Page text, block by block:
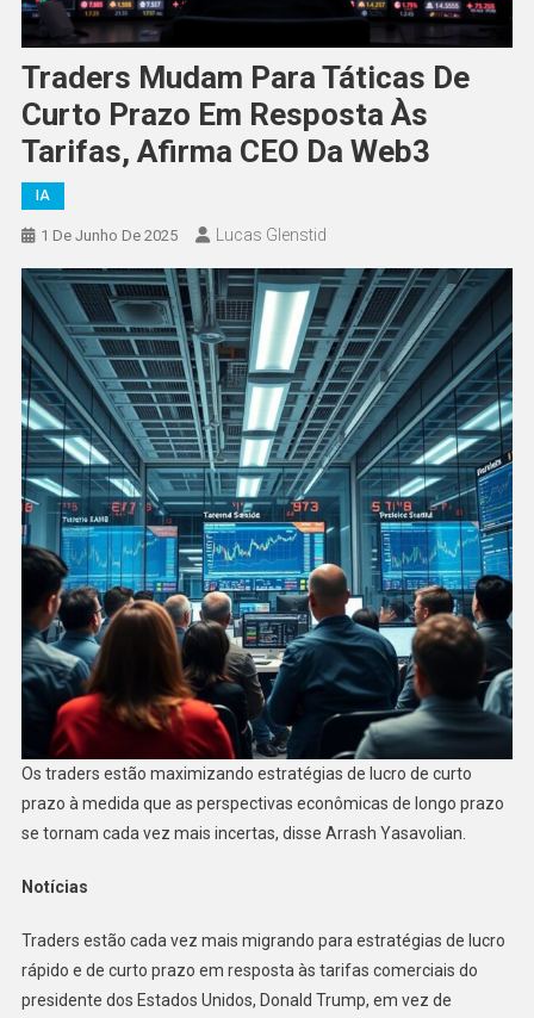
Traders Mudam Para Táticas De
Curto Prazo Em Resposta Às
Tarifas, Afirma CEO Da Web3
IA
1 De Junho De 2025 Lucas Glenstid
Os traders estão maximizando estratégias de lucro de curto
prazo à medida que as perspectivas econômicas de longo prazo
se tornam cada vez mais incertas, disse Arrash Yasavolian.
Notícias
Traders estão cada vez mais migrando para estratégias de lucro
rápido e de curto prazo em resposta às tarifas comerciais do
presidente dos Estados Unidos, Donald Trump, em vez de